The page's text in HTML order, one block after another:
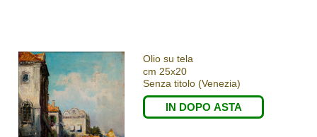
Olio su tela
cm 25x20
Senza titolo (Venezia)
IN DOPO ASTA